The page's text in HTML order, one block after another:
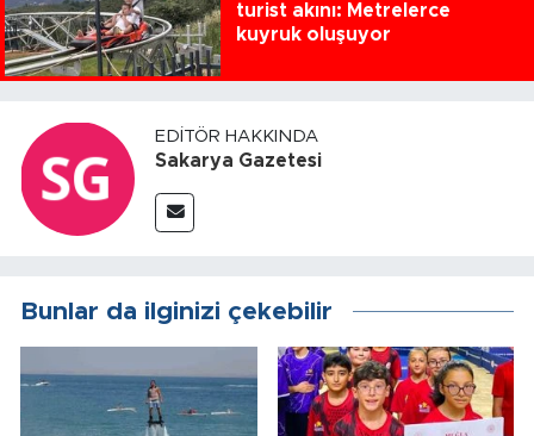
turist akını: Metrelerce
kuyruk oluşuyor
EDITÖR HAKKINDA
Sakarya Gazetesi
Bunlar da ilginizi çekebilir